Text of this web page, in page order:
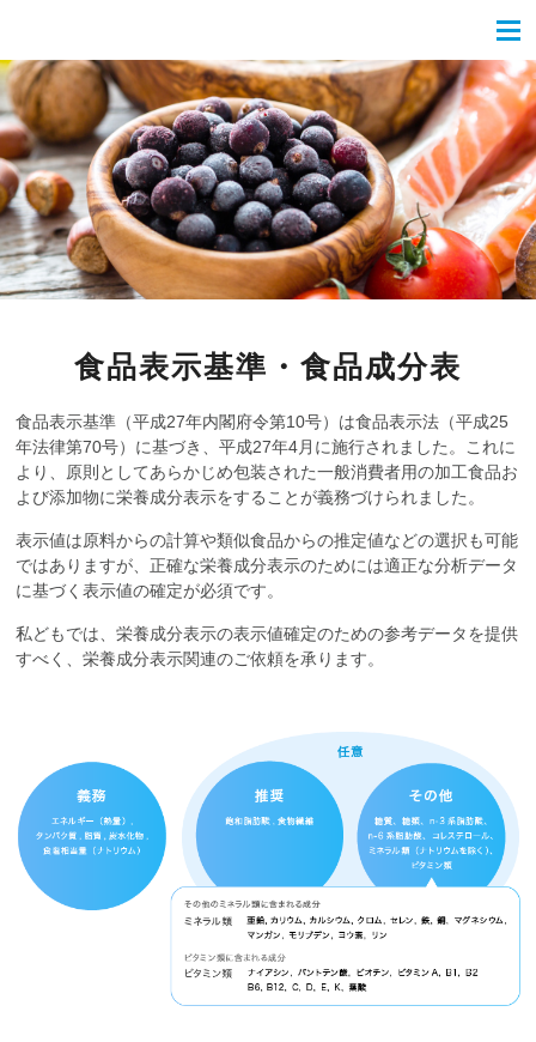
食品表示基準・食品成分表
食品表示基準（平成27年内閣府令第10号）は食品表示法（平成25
年法律第70号）に基づき、平成27年4月に施行されました。これに
より、原則としてあらかじめ包装された一般消費者用の加工食品お
よび添加物に栄養成分表示をすることが義務づけられました。
表示値は原料からの計算や類似食品からの推定値などの選択も可能
ではありますが、正確な栄養成分表示のためには適正な分析データ
に基づく表示値の確定が必須です。
私どもでは、栄養成分表示の表示値確定のための参考データを提供
すべく、栄養成分表示関連のご依頼を承ります。